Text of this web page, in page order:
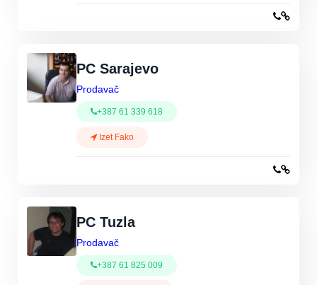
PC Sarajevo
Prodavač
+387 61 339 618
Izet Fako
PC Tuzla
Prodavač
+387 61 825 009